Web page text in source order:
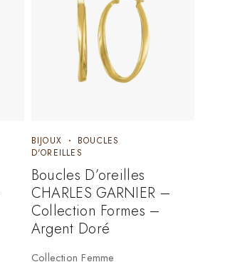
BIJOUX
BOUCLES
D'OREILLES
Boucles D’oreilles
CHARLES GARNIER –
Collection Formes –
Argent Doré
Collection Femme